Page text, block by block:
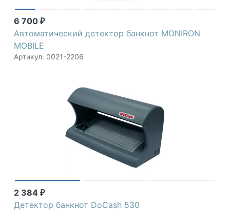
6 700 ₽
Автоматический детектор банкнот MONIRON
MOBILE
Артикул: 0021-2206
2 384 ₽
Детектор банкнот DoCash 530